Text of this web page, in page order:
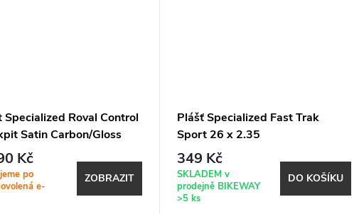
Specialized Roval Control
Satin Carbon/Gloss
Kč
po
e-
ZOBRAZIT
Plášť Specialized Fast Trak
Sport 26 x 2.35
349 Kč
SKLADEM v
prodejně BIKEWAY
>5 ks
DO KOŠÍKU